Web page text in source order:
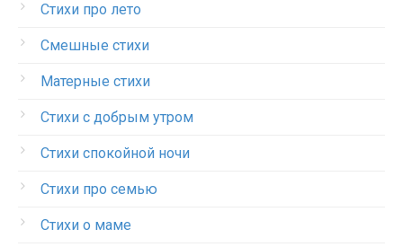
Стихи про лето
Смешные стихи
Матерные стихи
Стихи с добрым утром
Стихи спокойной ночи
Стихи про семью
Стихи о маме